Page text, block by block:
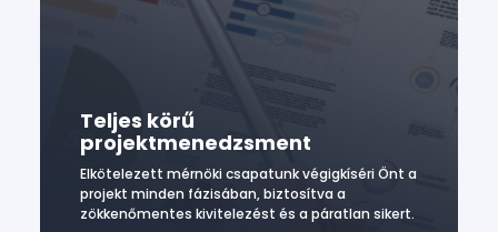
Teljes körű
projektmenedzsment
Elkötelezett mérnöki csapatunk végigkíséri Önt a
projekt minden fázisában, biztosítva a
zökkenőmentes kivitelezést és a páratlan sikert.